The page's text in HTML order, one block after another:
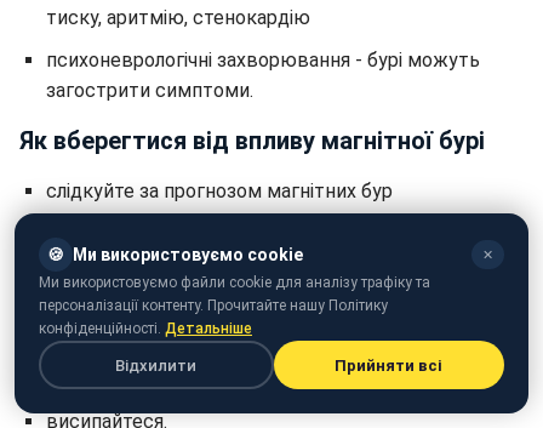
тиску, аритмію, стенокардію
психоневрологічні захворювання - бурі можуть
загострити симптоми.
Як вберегтися від впливу магнітної бурі
слідкуйте за прогнозом магнітних бур
перегрівання та переохолодження
пийте більше рідини, їжте продукти, багаті на калій і
магній
приймайте контрастний душ
висипайтеся.
🍪 Ми використовуємо cookie ✕
Ми використовуємо файли cookie для аналізу трафіку та
персоналізації контенту. Прочитайте нашу Політику
конфіденційності. Детальніше
Відхилити Прийняти всі